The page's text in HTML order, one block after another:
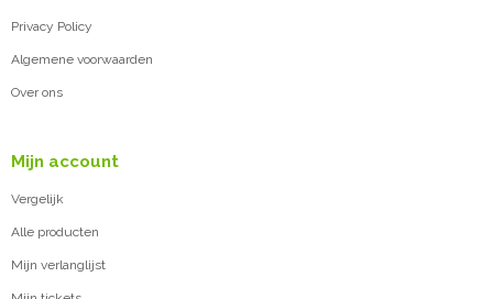
Privacy Policy
Algemene voorwaarden
Over ons
Mijn account
Vergelijk
Alle producten
Mijn verlanglijst